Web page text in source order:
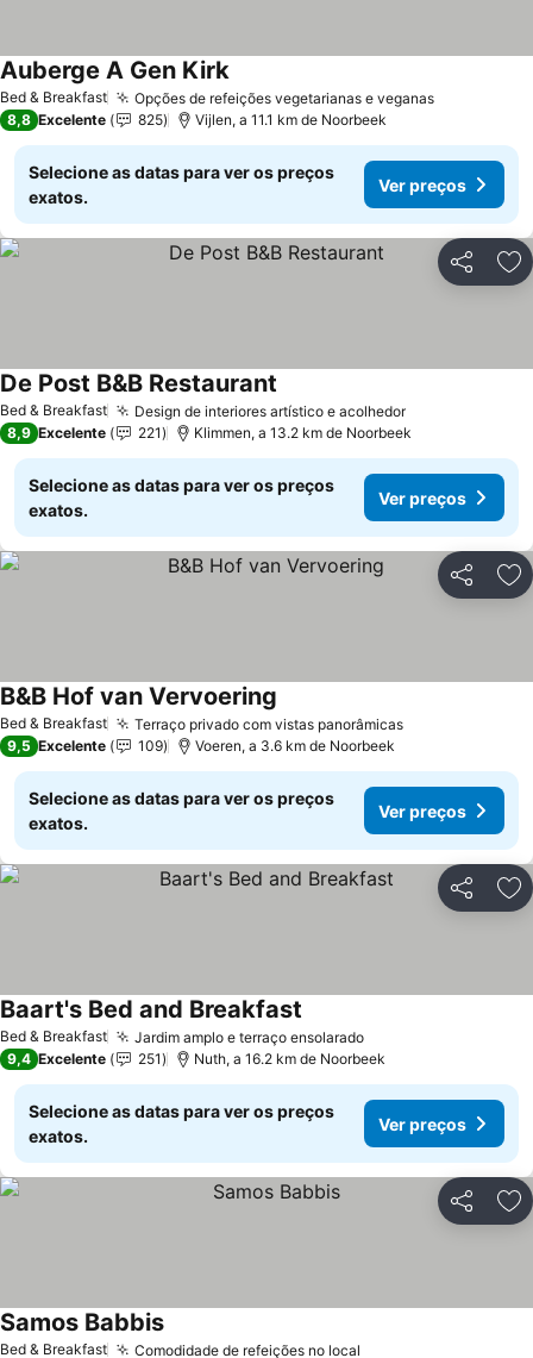
Bed & Breakfast Opções de refeições vegetarianas e veganas
Auberge A Gen Kirk
8,8 Excelente 825 Vijlen, a 11.1 km de Noorbeek
Selecione as datas para ver os preços
exatos.
Ver preços
Partilhar
Bed & Breakfast Design de interiores artístico e acolhedor
De Post B&B Restaurant
8,9 Excelente 221 Klimmen, a 13.2 km de Noorbeek
Selecione as datas para ver os preços
exatos.
Ver preços
Partilhar
Bed & Breakfast Terraço privado com vistas panorâmicas
B&B Hof van Vervoering
9,5 Excelente 109 Voeren, a 3.6 km de Noorbeek
Selecione as datas para ver os preços
exatos.
Ver preços
Partilhar
Bed & Breakfast Jardim amplo e terraço ensolarado
Baart's Bed and Breakfast
9,4 Excelente 251 Nuth, a 16.2 km de Noorbeek
Selecione as datas para ver os preços
exatos.
Ver preços
Partilhar
Bed & Breakfast Comodidade de refeições no local
Samos Babbis